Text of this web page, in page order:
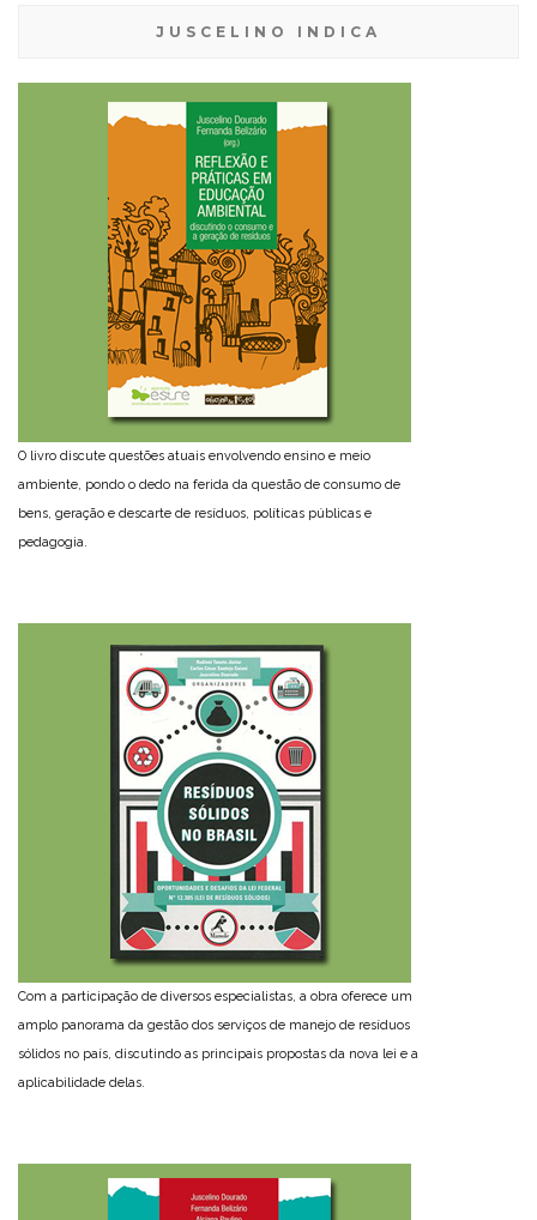
JUSCELINO INDICA
O livro discute questões atuais envolvendo ensino e meio
ambiente, pondo o dedo na ferida da questão de consumo de
bens, geração e descarte de resíduos, políticas públicas e
pedagogia.
Com a participação de diversos especialistas, a obra oferece um
amplo panorama da gestão dos serviços de manejo de resíduos
sólidos no país, discutindo as principais propostas da nova lei e a
aplicabilidade delas.